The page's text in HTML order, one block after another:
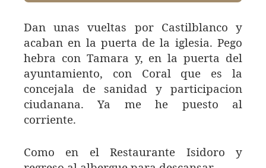
Dan unas vueltas por Castilblanco y
acaban en la puerta de la iglesia. Pego
hebra con Tamara y, en la puerta del
ayuntamiento, con Coral que es la
concejala de sanidad y participacion
ciudanana. Ya me he puesto al
corriente.
Como en el Restaurante Isidoro y